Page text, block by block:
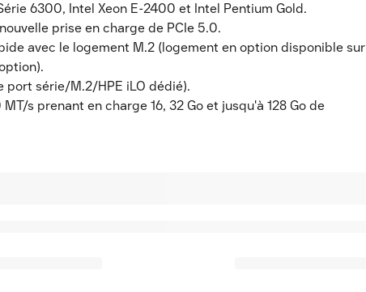
6300, Intel Xeon E-2400 et Intel Pentium Gold.
prise en charge de PCIe 5.0.
avec le logement M.2 (logement en option disponible sur
port série/M.2/HPE iLO dédié).
s prenant en charge 16, 32 Go et jusqu'à 128 Go de